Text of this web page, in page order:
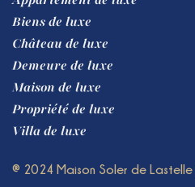
Biens de luxe
Château de luxe
Demeure de luxe
Maison de luxe
Propriété de luxe
Villa de luxe
® 2024 Maison Soler de Lastelle